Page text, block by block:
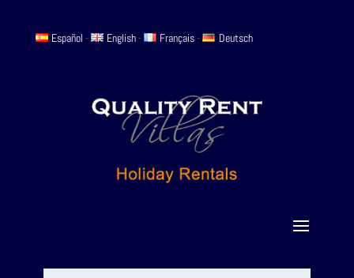
Español - English - Français - Deutsch